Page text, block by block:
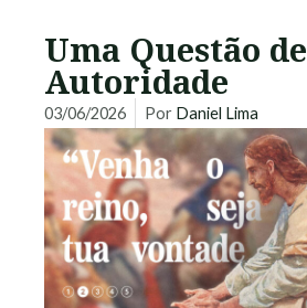
Uma Questão de
Autoridade
03/06/2026 Por Daniel Lima